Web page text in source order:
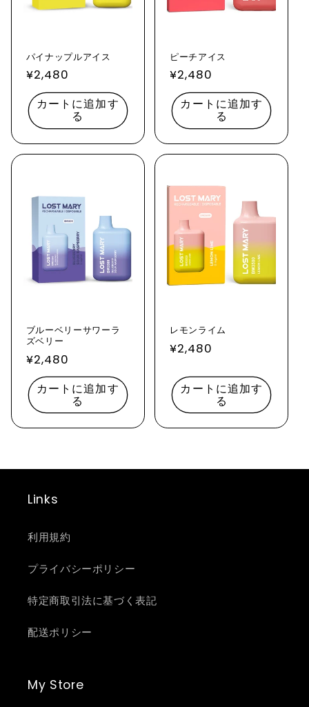
パイナップルアイス
通
常
価
格
¥2,480
カートに追加す
る
ピーチアイス
通
常
価
格
¥2,480
カートに追加す
る
ブルーベリーサワーラ
ズベリー
通
常
価
格
¥2,480
カートに追加す
る
レモンライム
通
価
格
¥2,480
カートに追加す
る
Links
利用規約
プライバシーポリシー
特定商取引法に基づく表記
配送ポリシー
My Store